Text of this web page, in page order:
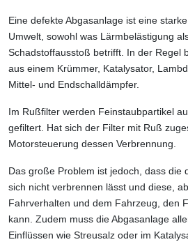
Eine defekte Abgasanlage ist eine
Umwelt, sowohl was Lärmbelästigung
Schadstoffausstoß betrifft. In der Regel
aus einem Krümmer, Katalysator,
Mittel- und Endschalldämpfer.
Im Rußfilter werden Feinstaubpartikel
gefiltert. Hat sich der Filter mit Ruß
Motorsteuerung dessen Verbrennung.
Das große Problem ist jedoch, dass die
sich nicht verbrennen lässt und diese,
Fahrverhalten und dem Fahrzeug, den
kann. Zudem muss die Abgasanlage
Einflüssen wie Streusalz oder im